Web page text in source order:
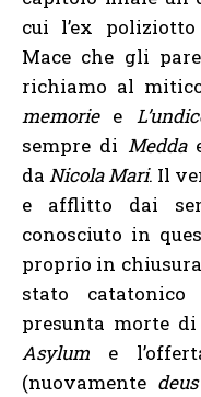
cui l’ex
Mace che gli
richiamo al
memoriee
sempre di Medda
da Nicola Mari. Il
e afflitto dai
conosciuto in
proprio in
stato
presunta morte
Asylum e
(nuovamente